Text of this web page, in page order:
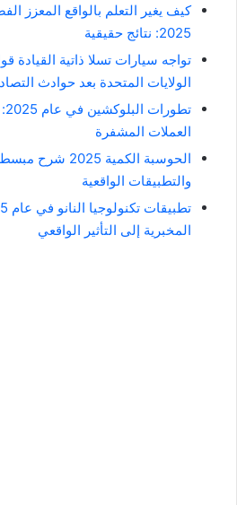
كيف يغير التعلم بالواقع المعزز
2025: نتائج حقيقية
تواجه سيارات تسلا ذاتية
الولايات المتحدة بعد حوادث
العملات المشفرة
الحوسبة الكمية
والتطبيقات الواقعية
المخبرية إلى التأثير الواقعي